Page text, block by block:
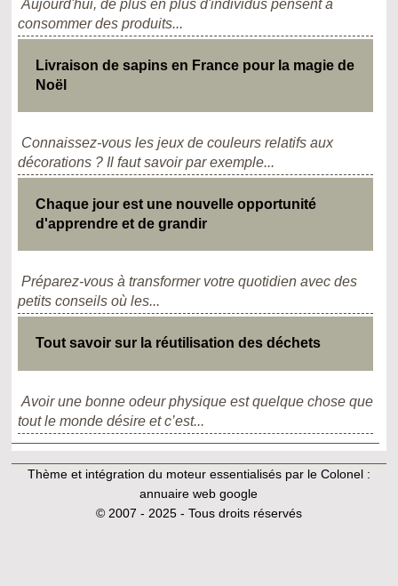
Aujourd'hui, de plus en plus d'individus pensent à
consommer des produits...
Livraison de sapins en France pour la magie de
Noël
Connaissez-vous les jeux de couleurs relatifs aux
décorations ? Il faut savoir par exemple...
Chaque jour est une nouvelle opportunité
d'apprendre et de grandir
Préparez-vous à transformer votre quotidien avec des
petits conseils où les...
Tout savoir sur la réutilisation des déchets
Avoir une bonne odeur physique est quelque chose que
tout le monde désire et c’est...
Thème et intégration du moteur essentialisés par le Colonel :
annuaire web google
© 2007 - 2025 - Tous droits réservés